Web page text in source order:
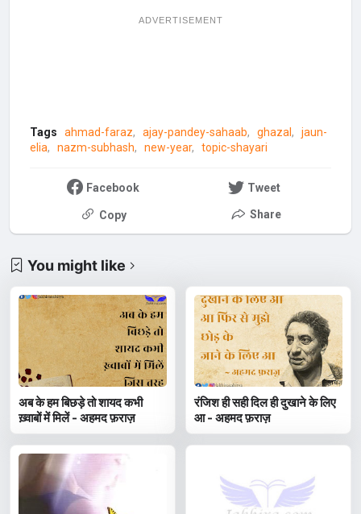
ADVERTISEMENT
Tags ahmad-faraz ajay-pandey-sahaab ghazal
jaun-
elia
nazm-subhash new-year topic-shayari
Facebook Tweet
Copy Share
You might like
अब के हम बिछड़े तो शायद कभी
ख़्वाबों में मिलें - अहमद फ़राज़
रंजिश ही सही दिल ही दुखाने के लिए
आ - अहमद फ़राज़